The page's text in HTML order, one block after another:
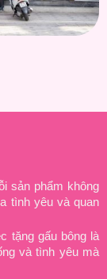
sản phẩm không
tình yêu và quan
tặng gấu bông là
và tình yêu mà